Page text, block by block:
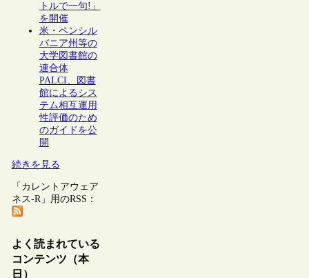
トルで一句!」
を開催
米・ペンシル
バニア州等の
大学図書館の
連合体
PALCI、図書
館によるシス
テム相互運用
性評価のため
のガイドを公
開
続きを見る
「カレントアウェア
ネス-R」用のRSS：
よく読まれている
コンテンツ（本
日）